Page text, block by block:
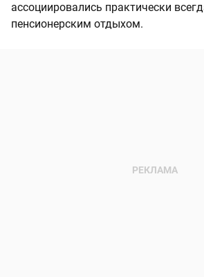
ассоциировались практически
пенсионерским отдыхом.